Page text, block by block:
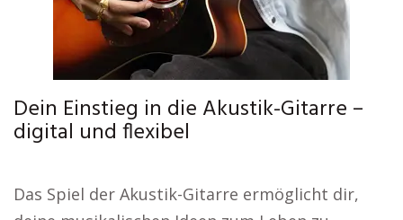
Dein Einstieg in die Akustik-Gitarre –
digital und flexibel
Das Spiel der Akustik-Gitarre ermöglicht dir,